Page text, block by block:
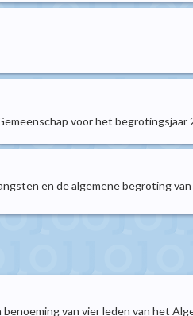
voor het begrotingsjaar
en de algemene begroting
van vier leden van het